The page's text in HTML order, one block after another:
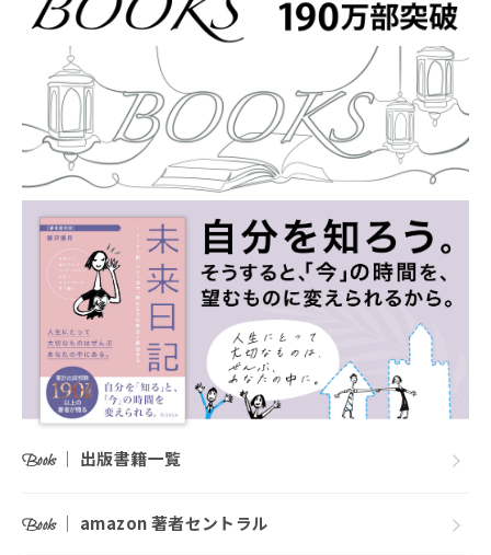
Books｜ 出版書籍一覧
Books｜ amazon 著者セントラル